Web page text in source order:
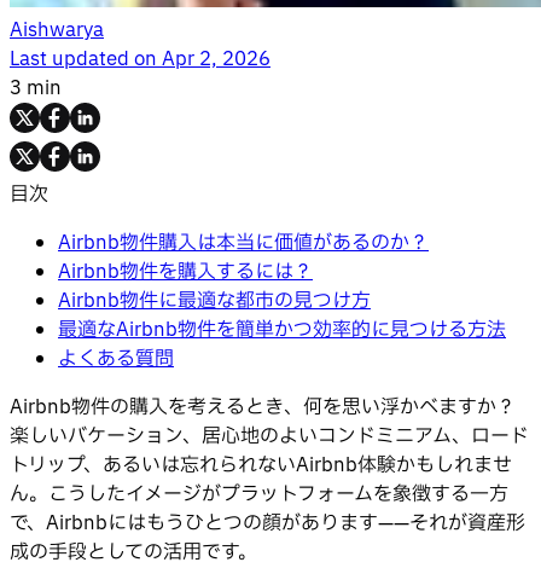
Aishwarya
Last updated onApr 2, 2026
3 min
目次
Airbnb物件購入は本当に価値があるのか？
Airbnb物件を購入するには？
Airbnb物件に最適な都市の見つけ方
最適なAirbnb物件を簡単かつ効率的に見つける方法
よくある質問
Airbnb物件の購入を考えるとき、何を思い浮かべますか？
楽しいバケーション、居心地のよいコンドミニアム、ロード
トリップ、あるいは忘れられないAirbnb体験かもしれませ
ん。こうしたイメージがプラットフォームを象徴する一方
で、Airbnbにはもうひとつの顔があります——それが資産形
成の手段としての活用です。